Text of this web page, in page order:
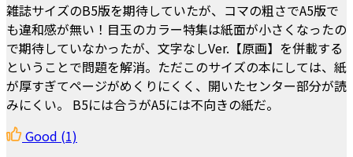
雑誌サイズのB5版を期待していたが、コマの粗さでA5版で
も違和感が無い！目玉のカラー特集は紙面が小さくなったの
で期待していなかったが、文字なしVer.【原画】を併載する
ということで問題を解消。ただこのサイズの本にしては、紙
が厚すぎてページがめくりにくく、開いたセンター部分が読
みにくい。 B5には合うがA5には不向きの紙だ。
Good (1)